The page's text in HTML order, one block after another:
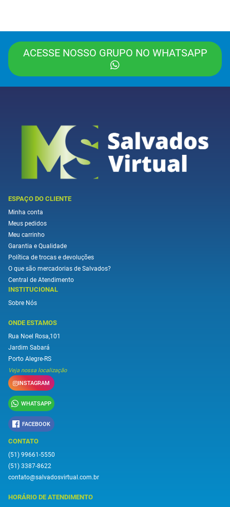
ACESSE NOSSO GRUPO NO WHATSAPP
ESPAÇO DO CLIENTE
Minha conta
Meus pedidos
Meu carrinho
Garantia e Qualidade
Política de trocas e devoluções
O que são mercadorias de Salvados?
Central de Atendimento
INSTITUCIONAL
Sobre Nós
ONDE ESTAMOS
Rua Noel Rosa,101
Jardim Sabará
Porto Alegre-RS
Veja nossa localização
INSTAGRAM
WHATSAPP
FACEBOOK
CONTATO
(51) 99661-5550
(51) 3387-8622
contato@salvadosvirtual.com.br
HORÁRIO DE ATENDIMENTO